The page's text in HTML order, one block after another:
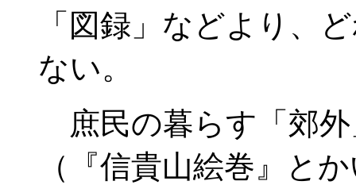
「図録」などより、
ない。
庶民の暮らす「郊
（『信貴山絵巻』と